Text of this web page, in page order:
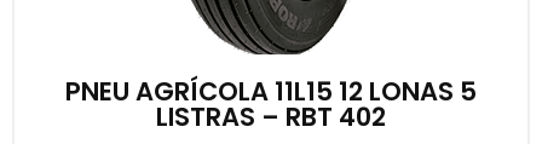
PNEU AGRÍCOLA 11L15 12 LONAS 5
LISTRAS – RBT 402